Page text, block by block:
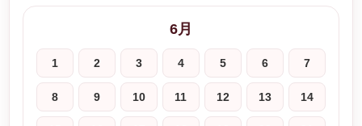
6月
1 2 3 4 5 6 7
8 9 10 11 12 13 14